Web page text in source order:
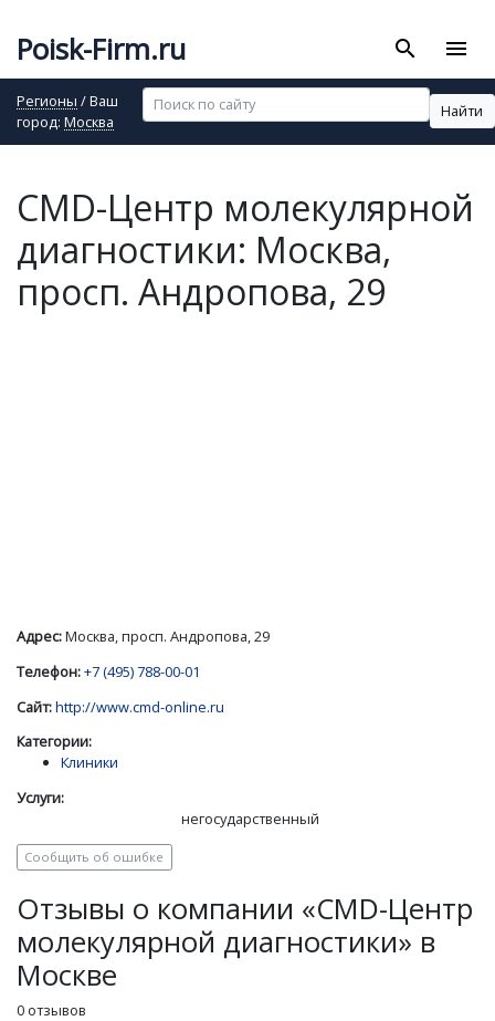
Poisk-Firm.ru search menu
Регионы / Ваш
город: Москва
Найти
CMD-Центр молекулярной
диагностики: Москва,
просп. Андропова, 29
Адрес:Москва, просп. Андропова, 29
Телефон:+7 (495) 788-00-01
Сайт:http://www.cmd-online.ru
Категории:
Клиники
Услуги:
негосударственный
Сообщить об ошибке
Отзывы о компании «CMD-Центр
молекулярной диагностики» в
Москве
0 отзывов